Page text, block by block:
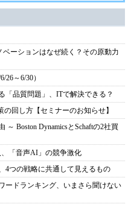
ベーションはなぜ続く？その原動力
～6/30）
「品質問題」、ITで解決できる？
回し方【セミナーのお知らせ】
Boston DynamicsとSchaftの2社買
「音声AI」の競争激化
4つの戦略に共通して見えるもの
ードランキング、いまさら聞けない